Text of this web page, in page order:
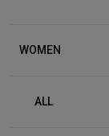
WOMEN
ALL